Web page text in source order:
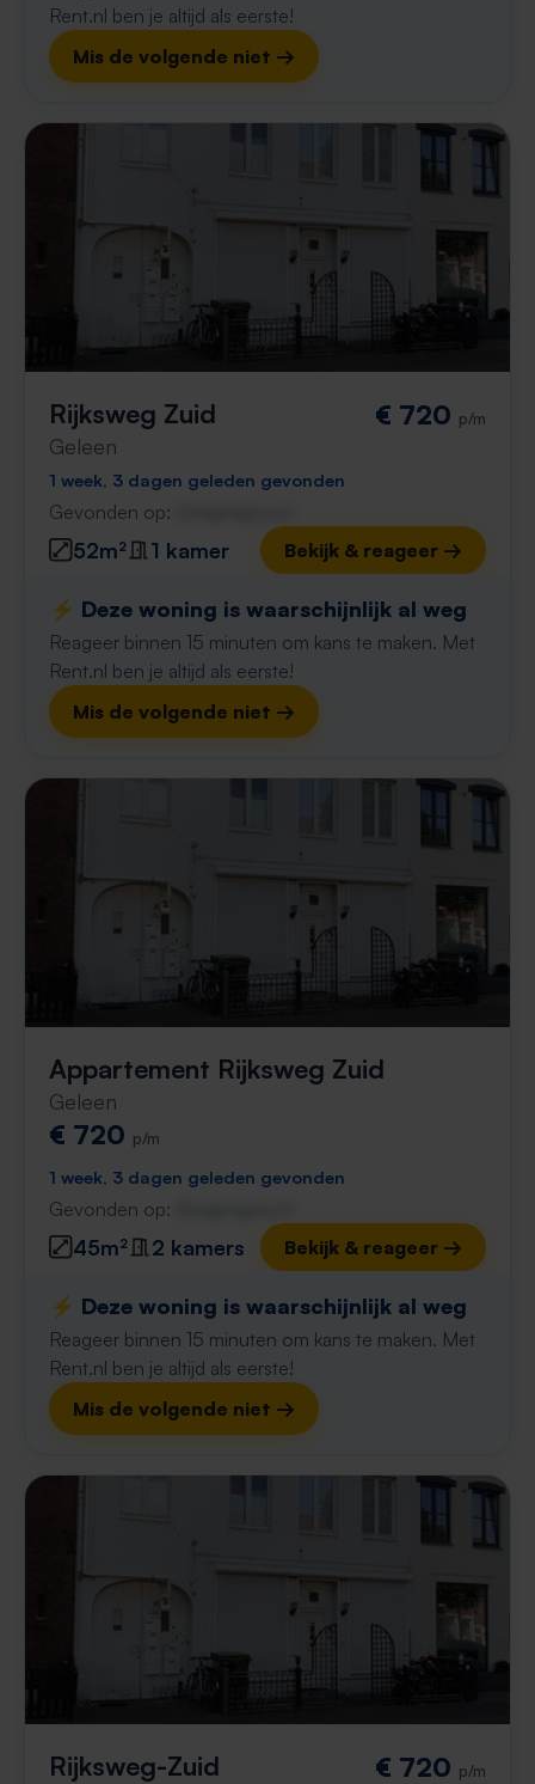
Rent.nl ben je altijd als eerste!
Mis de volgende niet →
Rijksweg Zuid
Geleen
€ 720 p/m
1 week, 3 dagen geleden gevonden
Gevonden op:
52m² 1 kamer Bekijk & reageer →
⚡️ Deze woning is waarschijnlijk al weg
Reageer binnen 15 minuten om kans te maken. Met
Rent.nl ben je altijd als eerste!
Mis de volgende niet →
Appartement Rijksweg Zuid
Geleen
€ 720 p/m
1 week, 3 dagen geleden gevonden
Gevonden op:
45m² 2 kamers Bekijk & reageer →
⚡️ Deze woning is waarschijnlijk al weg
Reageer binnen 15 minuten om kans te maken. Met
Rent.nl ben je altijd als eerste!
Mis de volgende niet →
Rijksweg-Zuid € 720 p/m